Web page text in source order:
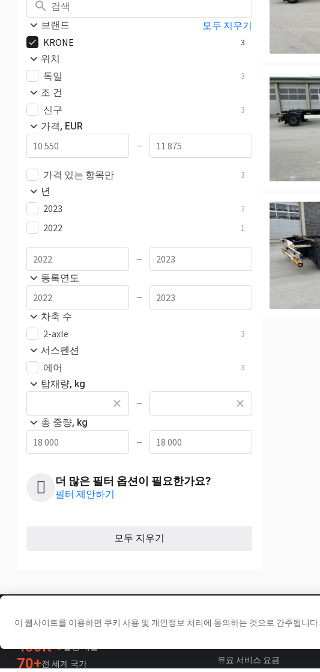
브랜드
모두 지우기
KRONE
3
위치
독일 3
조 건
신구 3
가격, EUR
—
가격 있는 항목만 3
년
2023 2
2022 1
—
등록연도
—
차축 수
2-axle 3
서스펜션
에어 3
탑재량, kg
—
총 중량, kg
—
더 많은 필터 옵션이 필요한가요?
필터 제안하기
모두 지우기
450K +활성 매물
70+전 세계 국가
판매자용
유료 서비스 요금
이 웹사이트를 이용하면 쿠키 사용 및 개인정보 처리에 동의하는 것으로 간주됩니다.